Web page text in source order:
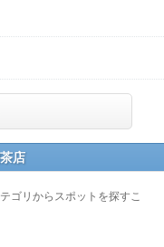
店
ゴリからスポットを探すこ